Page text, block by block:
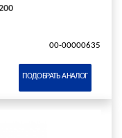
00-00000635
ПОДОБРАТЬ АНАЛОГ